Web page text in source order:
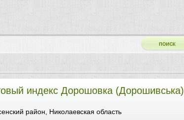
индекс Дорошовка (Дорошивська)
район, Николаевская область